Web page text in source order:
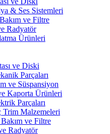
& Ses Sistemleri
ve Filtre
Radyatör
Ürünleri
ve Diski
Parçaları
ve Süspansiyon
Kaporta Ürünleri
Parçaları
Trim Malzemeleri
ve Filtre
Radyatör